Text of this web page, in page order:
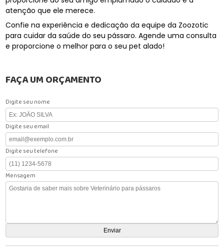
atenção que ele merece.
Confie na experiência e dedicação da equipe da Zoozotic
para cuidar da saúde do seu pássaro. Agende uma consulta
e proporcione o melhor para o seu pet alado!
FAÇA UM ORÇAMENTO
Digite seu nome
Digite seu email
Digite seu telefone
Mensagem